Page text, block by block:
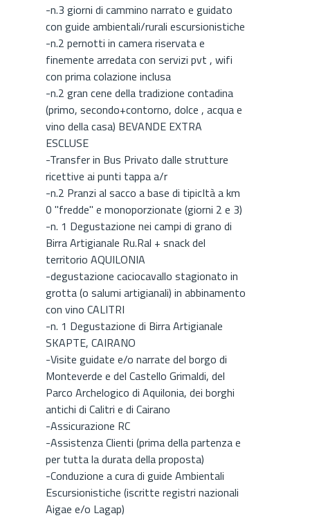
-n.3 giorni di cammino narrato e guidato
con guide ambientali/rurali escursionistiche
-n.2 pernotti in camera riservata e
finemente arredata con servizi pvt , wifi
con prima colazione inclusa
-n.2 gran cene della tradizione contadina
(primo, secondo+contorno, dolce , acqua e
vino della casa) BEVANDE EXTRA
ESCLUSE
-Transfer in Bus Privato dalle strutture
ricettive ai punti tappa a/r
-n.2 Pranzi al sacco a base di tipicItà a km
0 "fredde" e monoporzionate (giorni 2 e 3)
-n. 1 Degustazione nei campi di grano di
Birra Artigianale Ru.Ral + snack del
territorio AQUILONIA
-degustazione caciocavallo stagionato in
grotta (o salumi artigianali) in abbinamento
con vino CALITRI
-n. 1 Degustazione di Birra Artigianale
SKAPTE, CAIRANO
-Visite guidate e/o narrate del borgo di
Monteverde e del Castello Grimaldi, del
Parco Archelogico di Aquilonia, dei borghi
antichi di Calitri e di Cairano
-Assicurazione RC
-Assistenza Clienti (prima della partenza e
per tutta la durata della proposta)
-Conduzione a cura di guide Ambientali
Escursionistiche (iscritte registri nazionali
Aigae e/o Lagap)